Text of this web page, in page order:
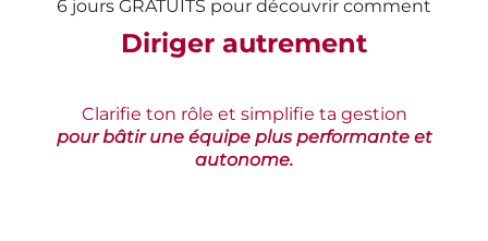
6 jours GRATUITS pour découvrir comment
Diriger autrement
Clarifie ton rôle et simplifie ta gestion
pour bâtir une équipe plus performante et
autonome.